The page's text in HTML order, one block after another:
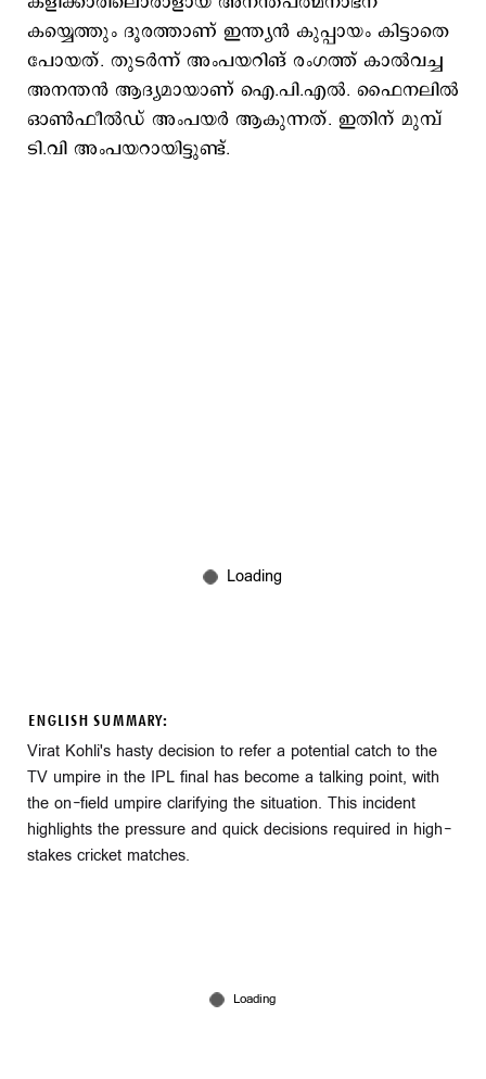
കയ്യെത്തും ദൂരത്താണ് ഇന്ത്യന്‍ കുപ്പായം കിട്ടാതെ
പോയത്. തുടര്‍ന്ന് അംപയറിങ് രംഗത്ത് കാല്‍വച്ച
അനന്തന്‍ ആദ്യമായാണ് ഐ.പി.എല്‍. ഫൈനലില്‍
ഓണ്‍ഫീല്‍ഡ് അംപയര്‍ ആകുന്നത്. ഇതിന് മുമ്പ്
ടി.വി അംപയറായിട്ടുണ്ട്.
ENGLISH SUMMARY:
Virat Kohli's hasty decision to refer a potential catch to the
TV umpire in the IPL final has become a talking point, with
the on-field umpire clarifying the situation. This incident
highlights the pressure and quick decisions required in high-
stakes cricket matches.